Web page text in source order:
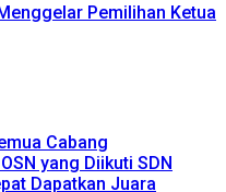
Pemilihan Ketua
Cabang
yang Diikuti SDN
Dapatkan Juara